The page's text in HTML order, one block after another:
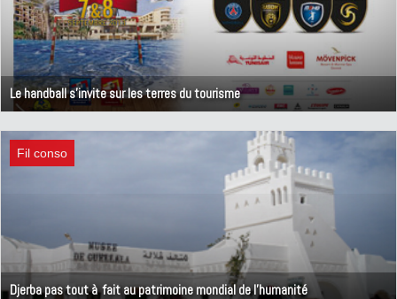
Le handball s'invite sur les terres du tourisme
Fil conso
Djerba pas tout à fait au patrimoine mondial de l'humanité